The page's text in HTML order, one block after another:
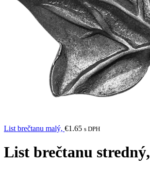
List brečtanu malý, €1.65 s DPH
List brečtanu stredný,